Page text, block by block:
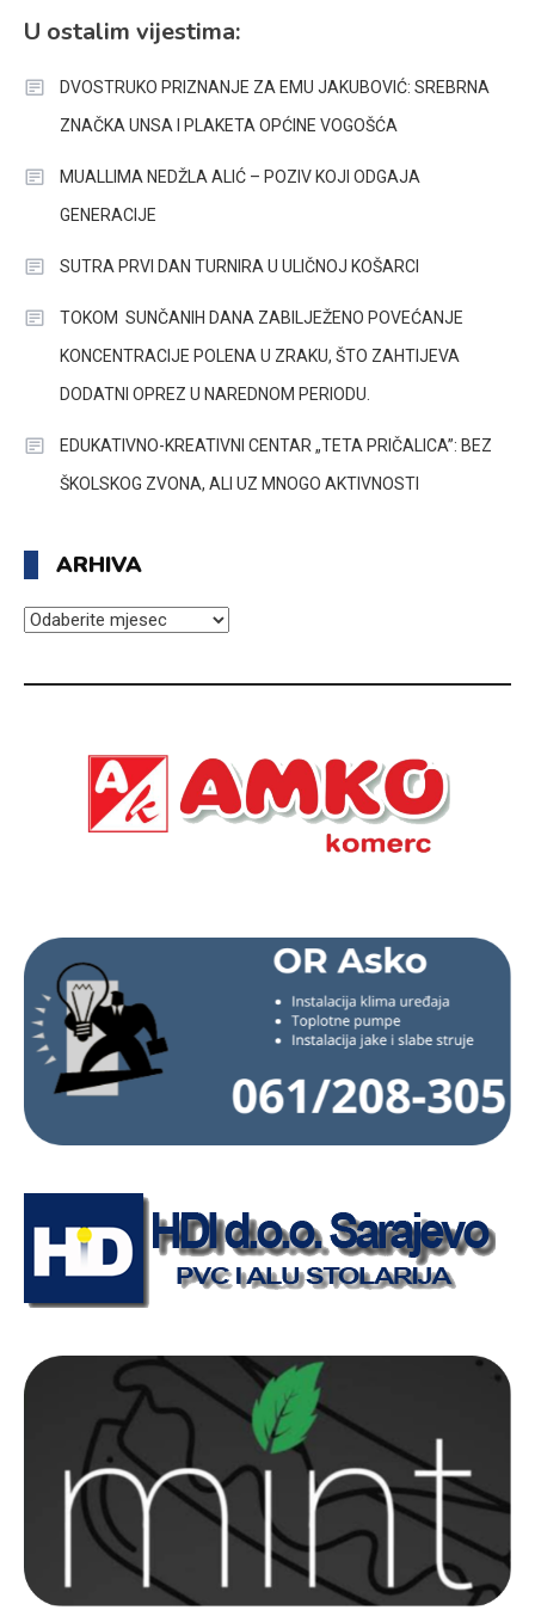
U ostalim vijestima:
DVOSTRUKO PRIZNANJE ZA EMU JAKUBOVIĆ: SREBRNA
ZNAČKA UNSA I PLAKETA OPĆINE VOGOŠĆA
MUALLIMA NEDŽLA ALIĆ – POZIV KOJI ODGAJA
GENERACIJE
SUTRA PRVI DAN TURNIRA U ULIČNOJ KOŠARCI
TOKOM SUNČANIH DANA ZABILJEŽENO POVEĆANJE
KONCENTRACIJE POLENA U ZRAKU, ŠTO ZAHTIJEVA
DODATNI OPREZ U NAREDNOM PERIODU.
EDUKATIVNO-KREATIVNI CENTAR „TETA PRIČALICA”: BEZ
ŠKOLSKOG ZVONA, ALI UZ MNOGO AKTIVNOSTI
ARHIVA
ARHIVA